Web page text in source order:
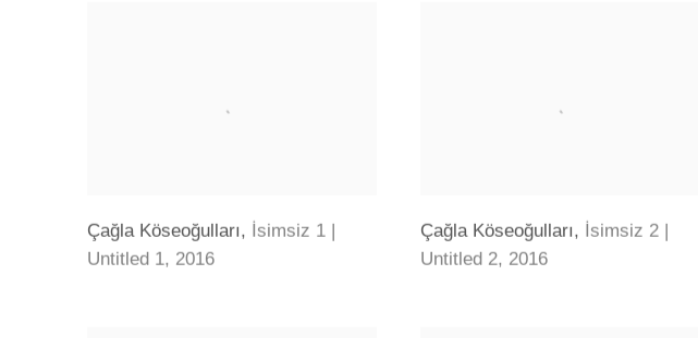
Çağla Köseoğulları, İsimsiz 1 |
Untitled 1, 2016
Çağla Köseoğulları, İsimsiz 2 |
Untitled 2, 2016